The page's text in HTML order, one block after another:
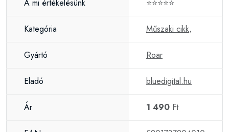
A mi értékelésünk ⭐⭐⭐⭐⭐
Kategória Műszaki cikk,
Gyártó Roar
Eladó bluedigital.hu
Ár 1 490 Ft